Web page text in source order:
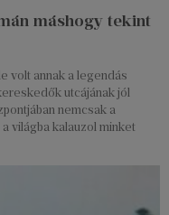
máshogy tekint
volt annak a legendás
utcájának jól
nemcsak a
világba kalauzol minket